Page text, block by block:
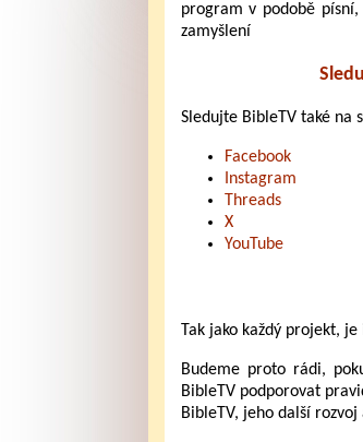
program v podobě
zamyšlení
Sledujte BibleTV také na
Facebook
Instagram
Threads
X
YouTube
Tak jako každý projekt,
Budeme proto rádi,
BibleTV podporovat
BibleTV, jeho další